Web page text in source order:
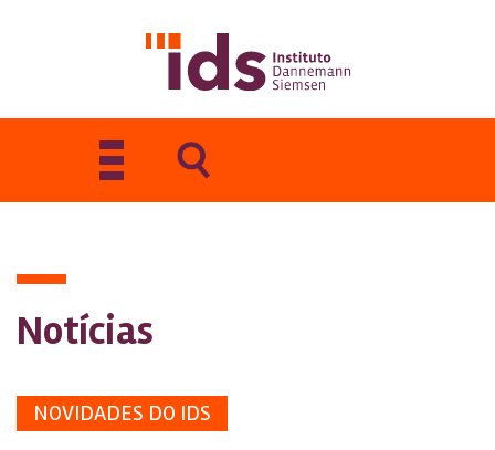
Toggle
navigation
Notícias
NOVIDADES DO IDS